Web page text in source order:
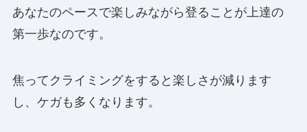
あなたのペースで楽しみながら登ることが上達の
第一歩なのです。
焦ってクライミングをすると楽しさが減ります
し、ケガも多くなります。